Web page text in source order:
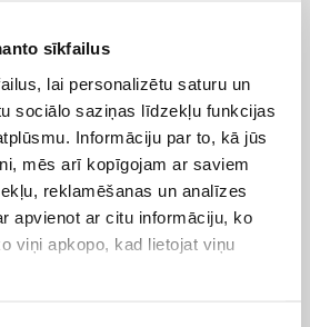
sīkfailus
lai personalizētu saturu un
sociālo saziņas līdzekļu funkcijas
Informāciju par to, kā jūs
mēs arī kopīgojam ar saviem
reklamēšanas un analīzes
apvienot ar citu informāciju, ko
viņi apkopo, kad lietojat viņu
preces lapā pieejama plašāka
nosacījumiem.
par pirkumu norēķināties 6
ir ērti, ja vēlaties iegādāties preci,
daļās. Pasūtītās preces tiek
uz pakomātiem no 2,99 €, bet
piegāde uz pakomātu ir bez maksas.
no 3,99 €.